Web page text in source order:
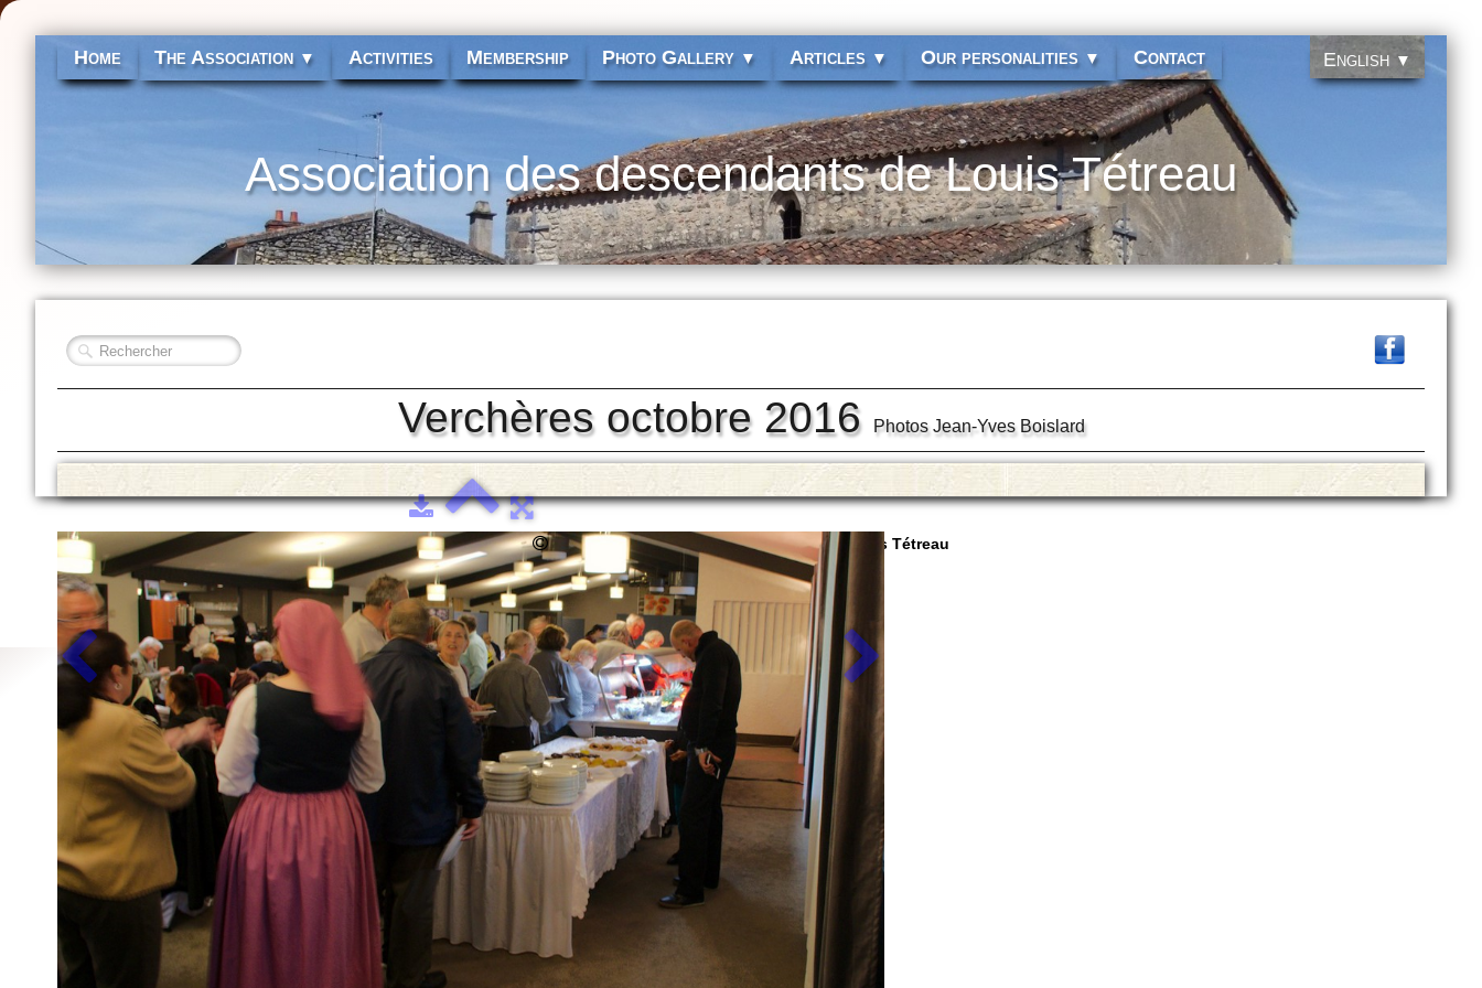
English ▼
Home The Association ▼ Activities Membership Photo Gallery ▼ Articles ▼ Our personalities ▼ Contact
Association des descendants de Louis Tétreau
Verchères octobre 2016 Photos Jean-Yves Boislard
2020 Association des descendants de Louis Tétreau
Dernière mise à jour 2021-06-19